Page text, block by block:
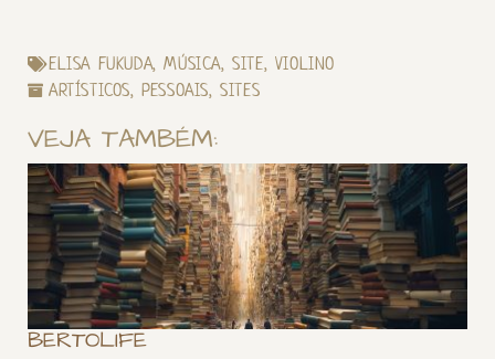
ELISA FUKUDA,MÚSICA,SITE, VIOLINO
ARTÍSTICOS,PESSOAIS,SITES
VEJA TAMBÉM:
BERTOLIFE